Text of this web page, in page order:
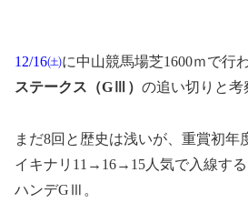
12/16㈯に中山競馬場芝1600ｍで行
ステークス（GⅢ） の追い切りと考
まだ8回と歴史は浅いが、重賞初年
イキナリ11→16→15人気で入線す
ハンデGⅢ。